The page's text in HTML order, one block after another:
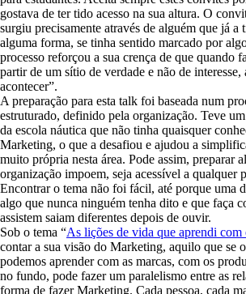
gostava de ter tido acesso na sua altura. O
surgiu precisamente através de alguém que já a
alguma forma, se tinha sentido marcado por
processo reforçou a sua crença de que quando
partir de um sítio de verdade e não de interesse,
acontecer”.
A preparação para esta talk foi baseada num
estruturado, definido pela organização. Teve
da escola náutica que não tinha quaisquer
Marketing, o que a desafiou e ajudou a
muito própria nesta área. Pode assim, preparar
organização impoem, seja acessível a qualquer
Encontrar o tema não foi fácil, até porque uma
algo que nunca ninguém tenha dito e que faça
assistem saiam diferentes depois de ouvir.
Sob o tema “As lições de vida que aprendi
contar a sua visão do Marketing, aquilo que se
podemos aprender com as marcas, com os
no fundo, pode fazer um paralelismo entre as
forma de fazer Marketing. Cada pessoa, cada